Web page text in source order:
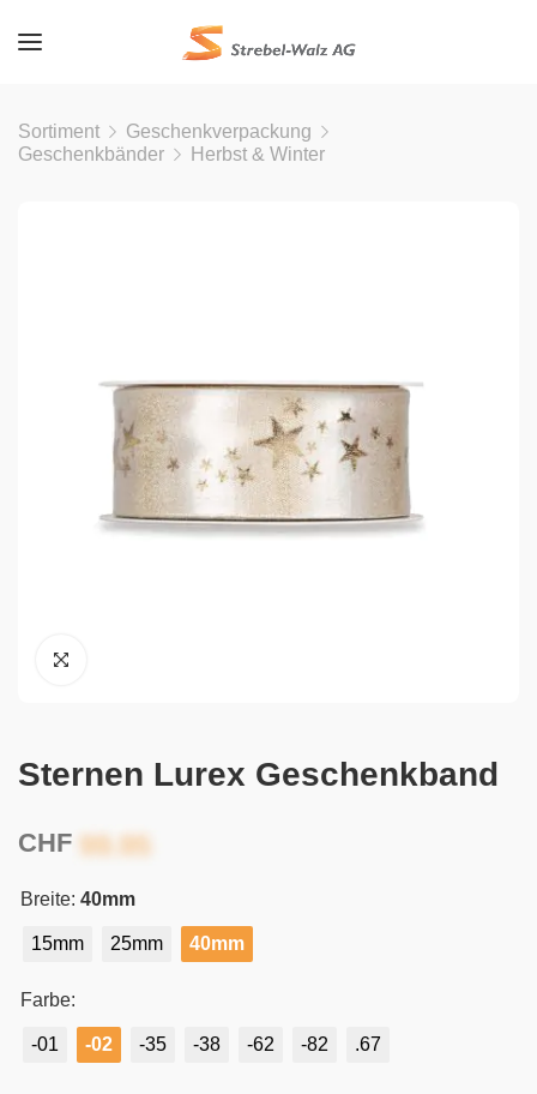
Sortiment
Geschenkverpackung
Geschenkbänder
Herbst & Winter
Sternen Lurex Geschenkband
CHF
Breite: 40mm
15mm 25mm 40mm
Farbe:
-01 -02 -35 -38 -62 -82 .67